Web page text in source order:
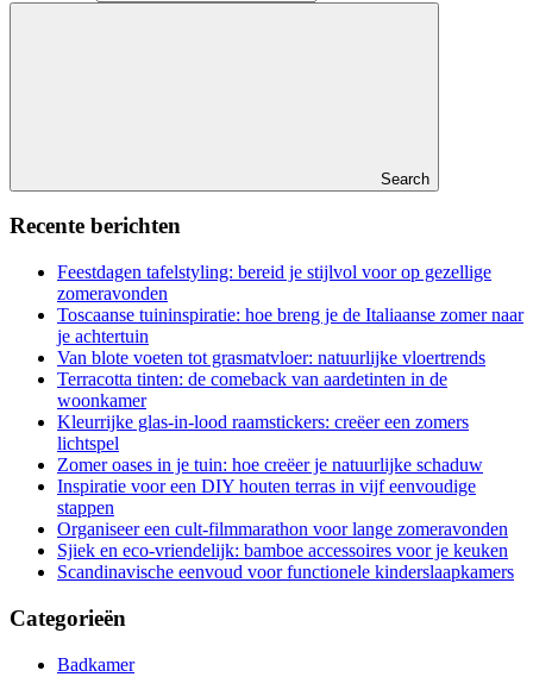
Search
Recente berichten
Feestdagen tafelstyling: bereid je stijlvol voor op gezellige
zomeravonden
Toscaanse tuininspiratie: hoe breng je de Italiaanse zomer naar
je achtertuin
Van blote voeten tot grasmatvloer: natuurlijke vloertrends
Terracotta tinten: de comeback van aardetinten in de
woonkamer
Kleurrijke glas-in-lood raamstickers: creëer een zomers
lichtspel
Zomer oases in je tuin: hoe creëer je natuurlijke schaduw
Inspiratie voor een DIY houten terras in vijf eenvoudige
stappen
Organiseer een cult-filmmarathon voor lange zomeravonden
Sjiek en eco-vriendelijk: bamboe accessoires voor je keuken
Scandinavische eenvoud voor functionele kinderslaapkamers
Categorieën
Badkamer